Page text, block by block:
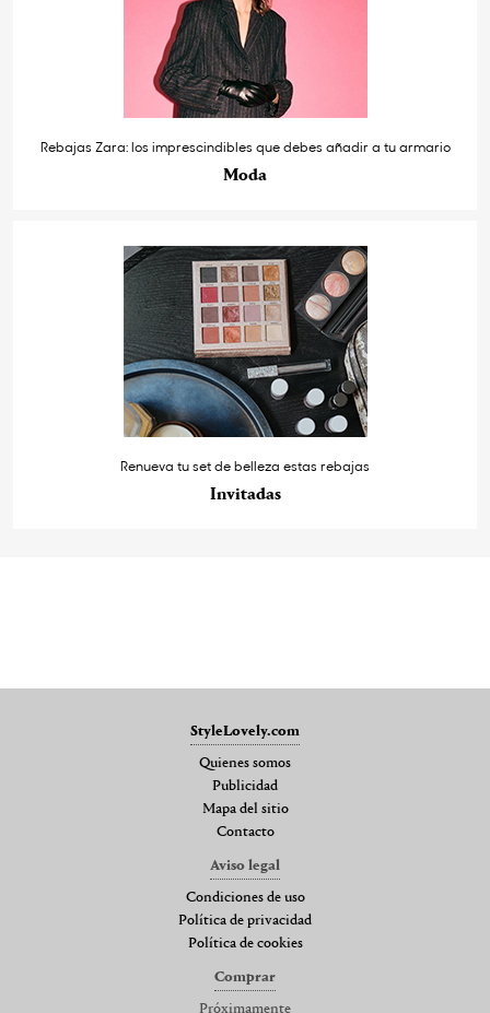
Rebajas Zara: los imprescindibles que debes añadir a tu armario
Moda
Renueva tu set de belleza estas rebajas
Invitadas
StyleLovely.com
Quienes somos
Publicidad
Mapa del sitio
Contacto
Aviso legal
Condiciones de uso
Política de privacidad
Política de cookies
Comprar
Próximamente